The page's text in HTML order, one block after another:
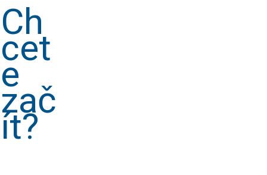
Ch
cet
e
zač
ít?